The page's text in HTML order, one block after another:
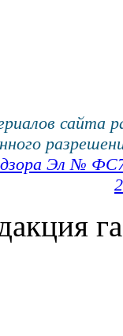
сайта
Эл №